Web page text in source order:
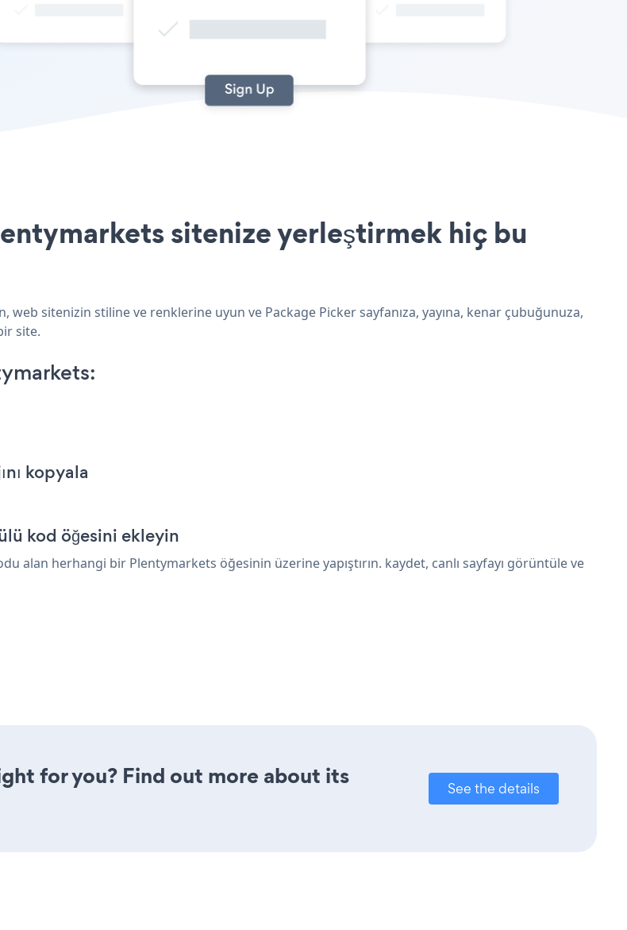
sitenize yerleştirmek hiç bu
sitenizin stiline ve renklerine uyun ve Package Picker sayfanıza, yayına, kenar çubuğunuza,
site.
kopyala
kod öğesini ekleyin
alan herhangi bir Plentymarkets öğesinin üzerine yapıştırın. kaydet, canlı sayfayı görüntüle ve
for you? Find out more about its
See the details